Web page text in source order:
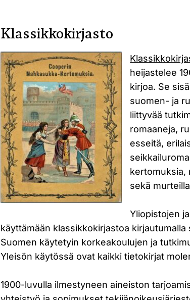
Klassikkokirjasto
heijastelee
kirjoa. Se
suomen- ja
liittyvää
romaaneja,
esseitä,
kertomuksia,
sekä
Yliopistojen
käyttämään klassikkokirjastoa
Suomen käytetyin korkeakoulujen ja
Yleisön käytössä ovat kaikki tietokirjat
1900-luvulla ilmestyneen aineiston